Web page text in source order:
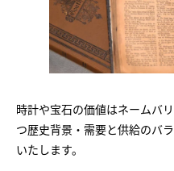
時計や宝石の価値はネームバ
つ歴史背景・需要と供給のバ
いたします。